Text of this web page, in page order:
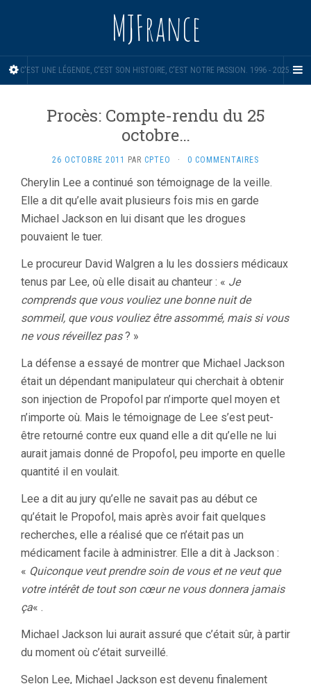
MJFrance
C'EST UNE LÉGENDE, C'EST SON HISTOIRE, C'EST NOTRE PASSION. 1996 - 2025.
Procès: Compte-rendu du 25
octobre…
26 OCTOBRE 2011 PAR CPTEO · 0 COMMENTAIRES
Cherylin Lee a continué son témoignage de la veille.
Elle a dit qu’elle avait plusieurs fois mis en garde
Michael Jackson en lui disant que les drogues
pouvaient le tuer.
Le procureur David Walgren a lu les dossiers médicaux
tenus par Lee, où elle disait au chanteur : « Je
comprends que vous vouliez une bonne nuit de
sommeil, que vous vouliez être assommé, mais si vous
ne vous réveillez pas? »
La défense a essayé de montrer que Michael Jackson
était un dépendant manipulateur qui cherchait à obtenir
son injection de Propofol par n’importe quel moyen et
n’importe où. Mais le témoignage de Lee s’est peut-
être retourné contre eux quand elle a dit qu’elle ne lui
aurait jamais donné de Propofol, peu importe en quelle
quantité il en voulait.
Lee a dit au jury qu’elle ne savait pas au début ce
qu’était le Propofol, mais après avoir fait quelques
recherches, elle a réalisé que ce n’était pas un
médicament facile à administrer. Elle a dit à Jackson :
« Quiconque veut prendre soin de vous et ne veut que
votre intérêt de tout son cœur ne vous donnera jamais
ça« .
Michael Jackson lui aurait assuré que c’était sûr, à partir
du moment où c’était surveillé.
Selon Lee, Michael Jackson est devenu finalement